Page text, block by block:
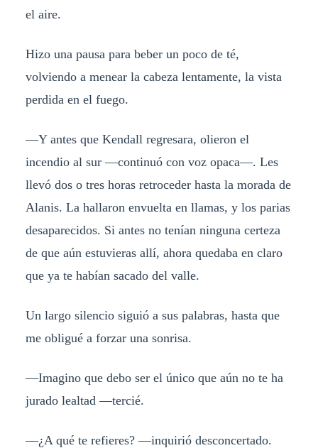
el aire.
Hizo una pausa para beber un poco de té,
volviendo a menear la cabeza lentamente, la vista
perdida en el fuego.
—Y antes que Kendall regresara, olieron el
incendio al sur —continuó con voz opaca—. Les
llevó dos o tres horas retroceder hasta la morada de
Alanis. La hallaron envuelta en llamas, y los parias
desaparecidos. Si antes no tenían ninguna certeza
de que aún estuvieras allí, ahora quedaba en claro
que ya te habían sacado del valle.
Un largo silencio siguió a sus palabras, hasta que
me obligué a forzar una sonrisa.
—Imagino que debo ser el único que aún no te ha
jurado lealtad —tercié.
—¿A qué te refieres? —inquirió desconcertado.